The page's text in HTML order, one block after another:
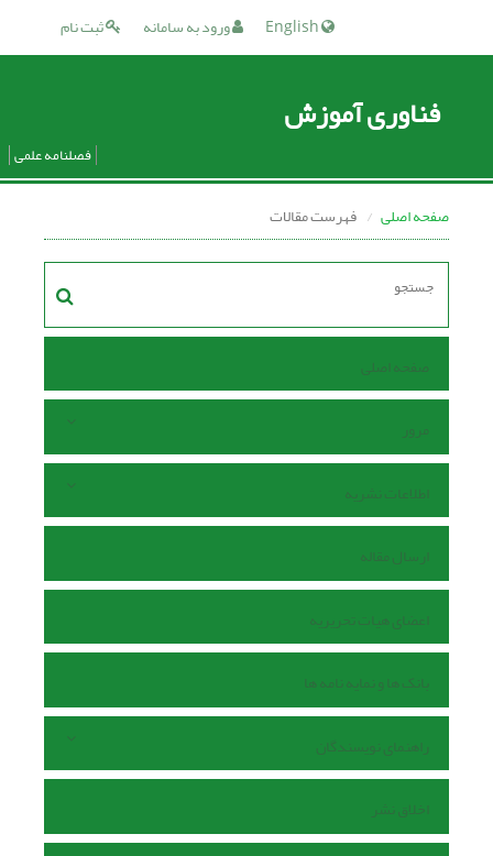
ثبت نام ورود به سامانه
فناوری آموزش
فصلنامه علمی
صفحه اصلی فهرست مقالات
صفحه اصلی
مرور
اطلاعات نشریه
ارسال مقاله
اعضای هیات تحریریه
بانک ها و نمایه نامه ها
راهنمای نویسندگان
اخلاق نشر